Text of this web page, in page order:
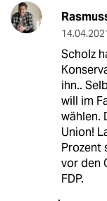
Scholz
ihn..
will im
wählen.
Union!
Prozent
vor den
FDP.